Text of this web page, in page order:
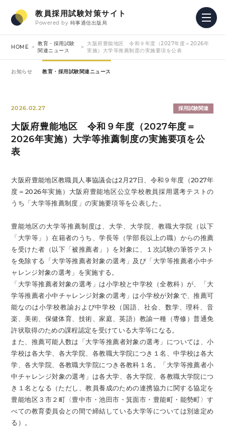
教員採用試験対策サイト
Powered by 時事通信出版局
HOME
教育・採用試験
関連ニュース
大阪府豊能地区 令和９年度（2027年度＝2026年
実施）大学等推薦制度の実施要項を公表
お知らせ 教育・採用試験関連ニュース
2026.02.27 採用試験関連
大阪府豊能地区 令和９年度（2027年度＝
2026年実施）大学等推薦制度の実施要項を公
表
大阪府豊能地区教職員人事協議会は2月27日、令和９年度（2027年
度＝2026年実施）大阪府豊能地区公立学校教員採用選考テストの
うち「大学等推薦制度」の実施要項等を公表した。
豊能地区の大学等推薦制度は、大学、大学院、教職大学院（以下
「大学等」）在籍者のうち、学長等（学部長以上の職）からの推薦
を受けた者（以下「被推薦者」）を対象に、１次試験の筆答テスト
を免除する「大学等推薦者対象の選考」及び「大学等推薦者小中チ
ャレンジ対象の選考」を実施する。
「大学等推薦者対象の選考」は小学校と中学校（全教科）が、「大
学等推薦者小中チャレンジ対象の選考」は小学校が対象で、推薦可
能なのは小学校教諭および中学校（国語、社会、数学、理科、音
楽、美術、保健体育、技術、家庭、英語）教諭一種（専修）普通免
許状取得のための課程認定を受けている大学等になる。
また、推薦可能人数は「大学等推薦者対象の選考」については、小
学校は各大学、各大学院、各教職大学院につき１名、中学校は各大
学、各大学院、各教職大学院につき各教科１名。「大学等推薦者小
中チャレンジ対象の選考」は各大学、各大学院、各教職大学院につ
き１名となる（ただし、教員養成のための連携協力に関する協定を
豊能地区３市２町〈豊中市・池田市・箕面市・豊能町・能勢町〉す
べての教育委員会との間で締結している大学等については別途定め
る）。